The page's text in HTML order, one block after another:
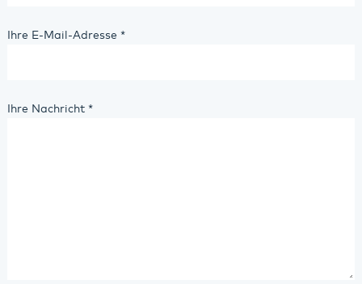
Ihre E-Mail-Adresse *
Ihre Nachricht *